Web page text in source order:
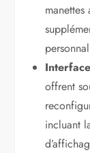
offrent
incluant